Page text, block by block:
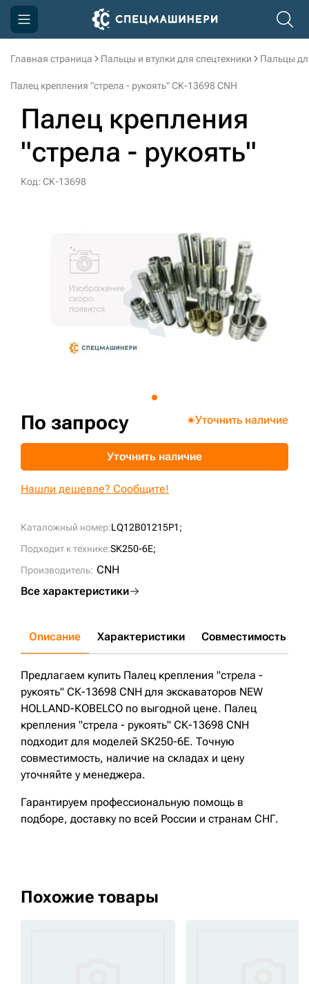
Главная страница Пальцы и втулки для спецтехники Пальцы
Палец крепления "стрела - рукоять" СК-13698 CNH
Палец крепления
"стрела - рукоять"
Код: СК-13698
Каталожный номер:LQ12B01215P1;
Подходит к технике:SK250-6E;
Производитель: CNH
Все характеристики
По запросу Уточнить наличие
Уточнить наличие
Нашли дешевле? Сообщите!
Описание Характеристики Совместимость
Предлагаем купить Палец крепления "стрела -
рукоять" СК-13698 CNH для экскаваторов NEW
HOLLAND-KOBELCO по выгодной цене. Палец
крепления "стрела - рукоять" СК-13698 CNH
подходит для моделей SK250-6E. Точную
совместимость, наличие на складах и цену
уточняйте у менеджера.
Гарантируем профессиональную помощь в
подборе, доставку по всей России и странам СНГ.
Похожие товары
Компания
Доставка и оплата
Информация
Контакты
sksale@skdst.ru
+7 (499) 394-50-93